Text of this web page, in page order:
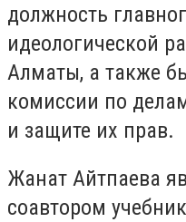
должность
идеологической
Алматы, а также
комиссии по
и защите их прав.
Жанат Айтпаева
соавтором